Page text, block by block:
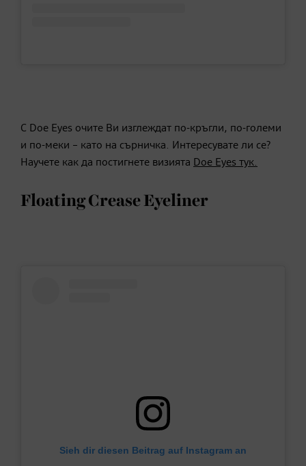
С Doe Eyes очите Ви изглеждат по-кръгли, по-големи
и по-меки – като на сърничка. Интересувате ли се?
Научете как да постигнете визията Doe Eyes тук.
Floating Crease Eyeliner
Sieh dir diesen Beitrag auf Instagram an